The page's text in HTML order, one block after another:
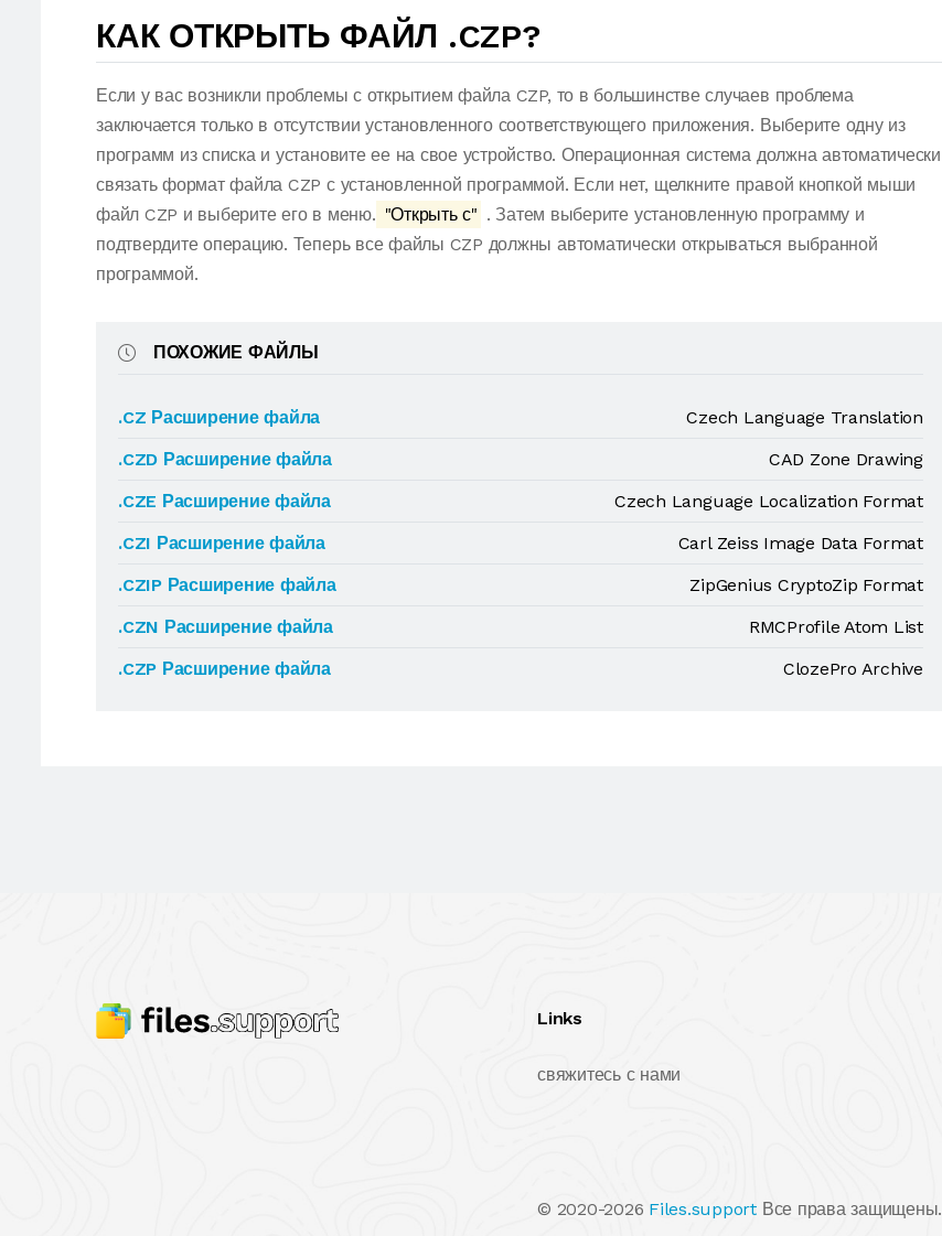
КАК ОТКРЫТЬ ФАЙЛ .CZP?
Если у вас возникли проблемы с открытием файла CZP, то в большинстве случаев проблема
заключается только в отсутствии установленного соответствующего приложения. Выберите одну из
программ из списка и установите ее на свое устройство. Операционная система должна автоматически
связать формат файла CZP с установленной программой. Если нет, щелкните правой кнопкой мыши
файл CZP и выберите его в меню. "Открыть с" . Затем выберите установленную программу и
подтвердите операцию. Теперь все файлы CZP должны автоматически открываться выбранной
программой.
ПОХОЖИЕ ФАЙЛЫ
.CZ Расширение файла
Czech Language Translation
.CZD Расширение файла
CAD Zone Drawing
.CZE Расширение файла
Czech Language Localization Format
.CZI Расширение файла
Carl Zeiss Image Data Format
.CZIP Расширение файла
ZipGenius CryptoZip Format
.CZN Расширение файла
RMCProfile Atom List
.CZP Расширение файла
ClozePro Archive
Links
свяжитесь с нами
© 2020-2026 Files.support Все права защищены.